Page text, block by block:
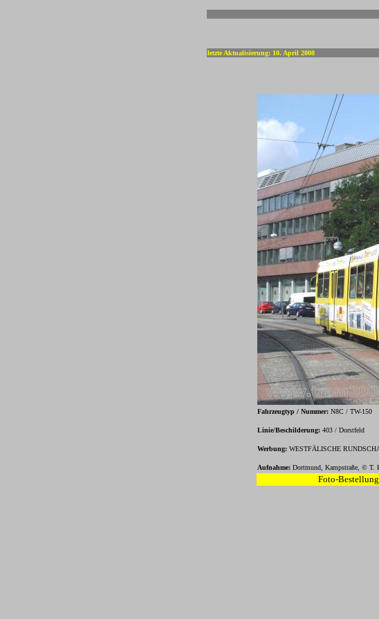
letzte Aktualisierung: 10. April 2008
Fahrzeugtyp / Nummer: N8C / TW-150
Linie/Beschilderung: 403 / Dorstfeld
Werbung: WESTFÄLISCHE
Aufnahme: Dortmund, Kampstraße, © T.
Foto-